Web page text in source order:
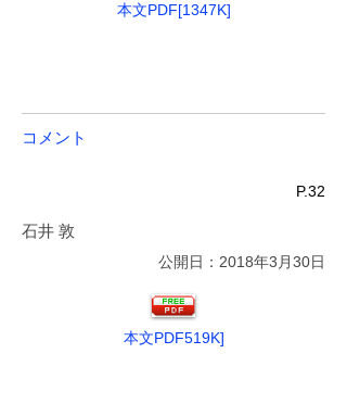
本文PDF[1347K]
コメント
P.32
石井 敦
公開日：2018年3月30日
本文PDF519K]